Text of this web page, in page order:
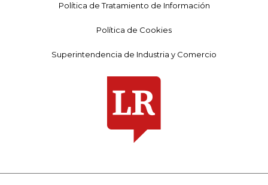
Política de Tratamiento de Información
Política de Cookies
Superintendencia de Industria y Comercio